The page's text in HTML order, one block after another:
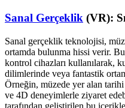
Sanal Gerçeklik (VR):
Sanal gerçeklik teknolojisi,
ortamda bulunma hissi verir.
kontrol cihazları kullanılarak,
dilimlerinde veya fantastik
Örneğin, müzede yer alan
ve 4D deneyimlerle ziyaret
tarafından geliştirilen bu